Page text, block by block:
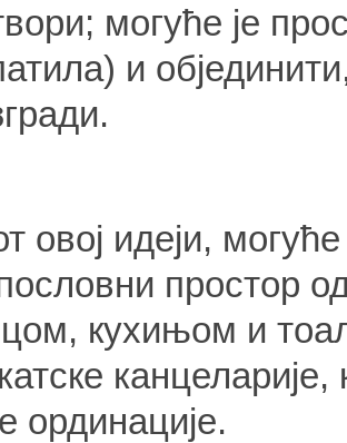
могуће је
и
овој идеји,
простор
кухињом и
ординације.